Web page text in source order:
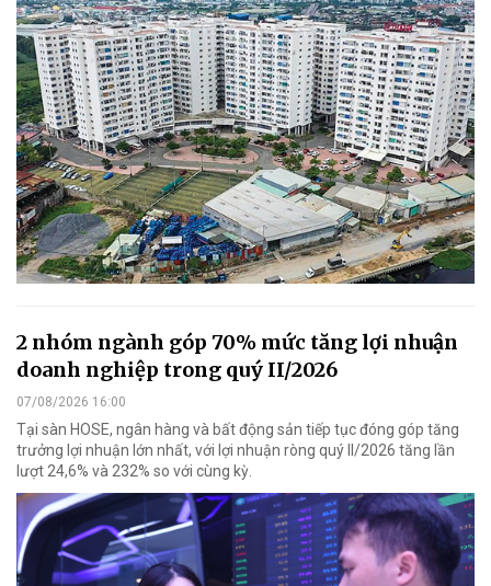
2 nhóm ngành góp 70% mức tăng lợi nhuận
doanh nghiệp trong quý II/2026
07/08/2026 16:00
Tại sàn HOSE, ngân hàng và bất động sản tiếp tục đóng góp tăng
trưởng lợi nhuận lớn nhất, với lợi nhuận ròng quý II/2026 tăng lần
lượt 24,6% và 232% so với cùng kỳ.